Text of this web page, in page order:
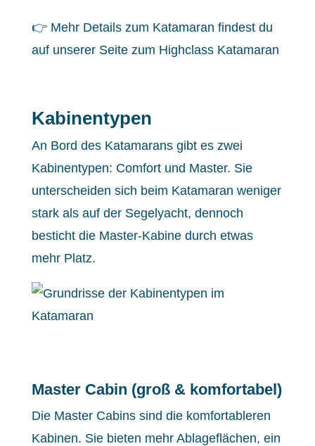
👉 Mehr Details zum Katamaran findest du
auf unserer Seite zum Highclass Katamaran
Kabinentypen
An Bord des Katamarans gibt es zwei
Kabinentypen: Comfort und Master. Sie
unterscheiden sich beim Katamaran weniger
stark als auf der Segelyacht, dennoch
besticht die Master-Kabine durch etwas
mehr Platz.
Master Cabin (groß & komfortabel)
Die Master Cabins sind die komfortableren
Kabinen. Sie bieten mehr Ablageflächen, ein